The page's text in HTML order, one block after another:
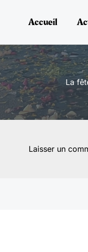
Accueil
La
Laisser un